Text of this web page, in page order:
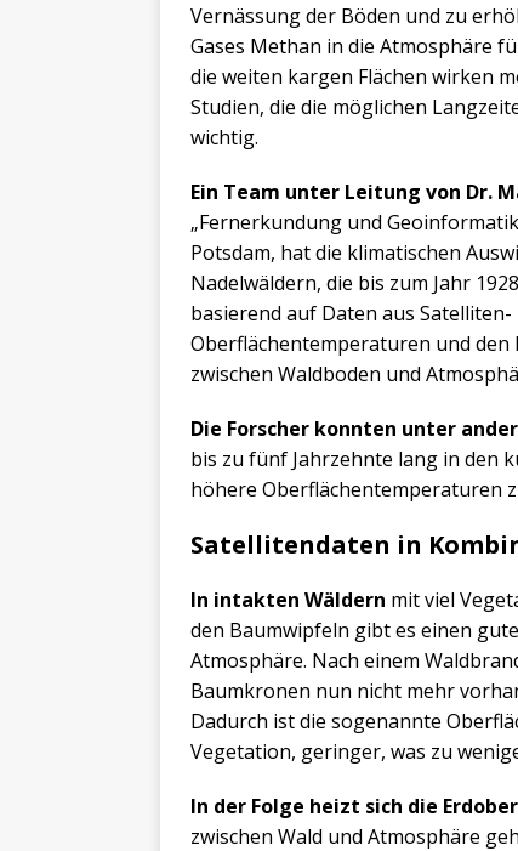
Vernässung der Böden und zu
Gases Methan in die Atmosphäre
die weiten kargen Flächen wirken
Studien, die die möglichen
wichtig.
Ein Team unter Leitung von Dr.
„Fernerkundung und
Potsdam, hat die klimatischen
Nadelwäldern, die bis zum Jahr
basierend auf Daten aus
Oberflächentemperaturen und den
zwischen Waldboden und
Die Forscher konnten unter
bis zu fünf Jahrzehnte lang in den
höhere Oberflächentemperaturen
Satellitendaten in
In intakten Wäldern mit viel
den Baumwipfeln gibt es einen
Atmosphäre. Nach einem
Baumkronen nun nicht mehr
Dadurch ist die sogenannte
Vegetation, geringer, was zu
In der Folge heizt sich die
zwischen Wald und Atmosphäre